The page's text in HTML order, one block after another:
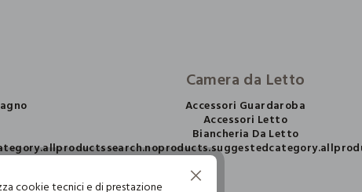
Camera da Letto
Accessori Guardaroba
Accessori Letto
Biancheria Da Letto
cookie tecnici e di prestazione
Continua senza accettare